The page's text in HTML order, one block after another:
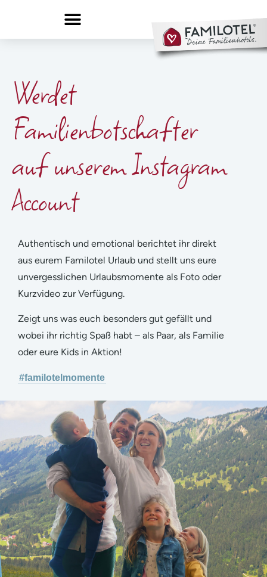
Werdet
Familienbotschafter
auf unserem Instagram
Account
Authentisch und emotional berichtet ihr direkt
aus eurem Familotel Urlaub und stellt uns eure
unvergesslichen Urlaubsmomente als Foto oder
Kurzvideo zur Verfügung.
Zeigt uns was euch besonders gut gefällt und
wobei ihr richtig Spaß habt – als Paar, als Familie
oder eure Kids in Aktion!
#familotelmomente